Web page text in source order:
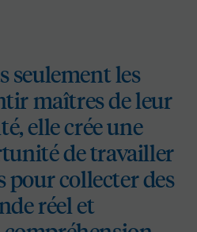
seulement les
maîtres de leur
elle crée une
de travailler
pour collecter des
réel et